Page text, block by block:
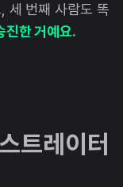
세 번째 사람도 똑
진한 거예요.
트레이터